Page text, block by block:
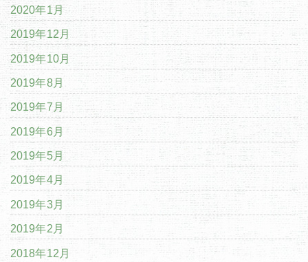
2020年1月
2019年12月
2019年10月
2019年8月
2019年7月
2019年6月
2019年5月
2019年4月
2019年3月
2019年2月
2018年12月